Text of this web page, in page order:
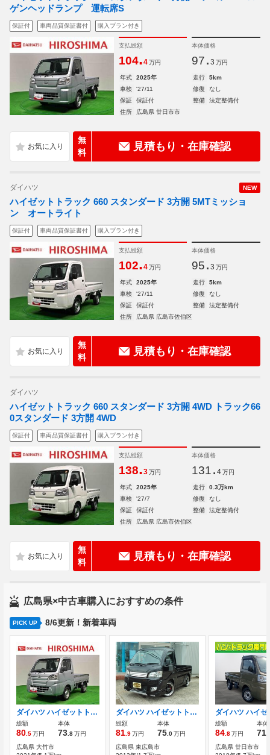
ゲンヘッドランプ 運転席S
保証付 車両品質保証書付 購入プラン付き
支払総額
104.4 万円
本体価格
97. 3 万円
年式 2025年 走行
5km
車検
'27/11 修復
なし
保証
保証付 整備
法定整備付
住所
広島県 廿日市市
無
料
見積もり・在庫確認
NEW
ダイハツ
ハイゼットトラック 660 スタンダード 3方開 5MTミッショ
ン オートライト
保証付 車両品質保証書付 購入プラン付き
支払総額
102.4 万円
本体価格
95. 3 万円
年式 2025年 走行
5km
車検
'27/11 修復
なし
保証
保証付 整備
法定整備付
住所
広島県 広島市佐伯区
無
料
見積もり・在庫確認
ダイハツ
ハイゼットトラック 660 スタンダード 3方開 4WD トラック66
0スタンダード 3方開 4WD
保証付 車両品質保証書付 購入プラン付き
支払総額
138.3 万円
本体価格
131. 4 万円
年式 2025年 走行
0.3万km
車検
'27/7 修復
なし
保証
保証付 整備
法定整備付
住所
広島県 広島市佐伯区
無
料
見積もり・在庫確認
広島県×中古車購入におすすめの条件
PICK UP 8/6更新！新着車両
ダイハツ ハイゼットトラック 660 スタンダード SAIIIt 3方開 LEDヘッドランプ トップシェイドガラス
総額
80 .5万円
本体
73 .8万円
広島県 大竹市
ダイハツ ハイゼットトラック 660 エアコン・パワステスペシャル 3方開
総額
81 .9万円
本体
75 .0万円
広島県 東広島市
総額
84 .8万円
本体
71
広島県 廿日市市